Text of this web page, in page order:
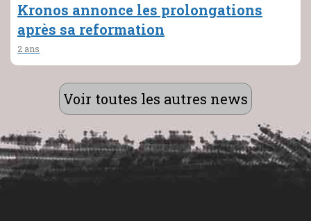
Kronos annonce les prolongations
après sa reformation
2 ans
Voir toutes les autres news